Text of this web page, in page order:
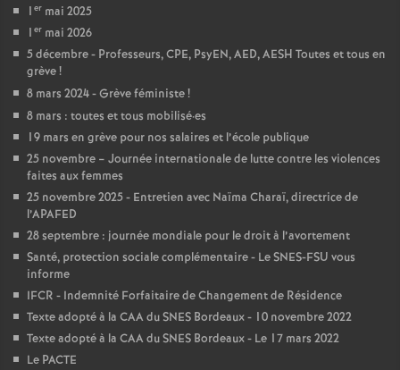
a
d
e
s
E
n
1 er mai 2025
1 er mai 2026
5 décembre - Professeurs, CPE, PsyEN, AED, AESH Toutes et tous en
grève!
8 mars 2024 - Grève féministe!
8 mars : toutes et tous mobilisé·es
19 mars en grève pour nos salaires et l’école publique
25 novembre – Journée internationale de lutte contre les violences
faites aux femmes
25 novembre 2025 - Entretien avec Naïma Charaï, directrice de
l’APAFED
28 septembre : journée mondiale pour le droit à l’avortement
Santé, protection sociale complémentaire - Le SNES-FSU vous
informe
IFCR - Indemnité Forfaitaire de Changement de Résidence
Texte adopté à la CAA du SNES Bordeaux - 10 novembre 2022
Texte adopté à la CAA du SNES Bordeaux - Le 17 mars 2022
Le PACTE